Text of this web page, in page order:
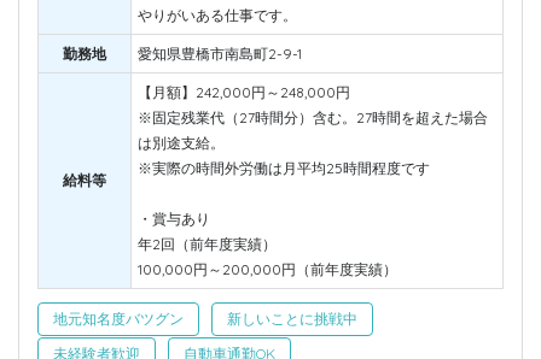
やりがいある仕事です。
勤務地 愛知県豊橋市南島町2-9-1
給料等
【月額】242,000円～248,000円
※固定残業代（27時間分）含む。27時間を超えた場合
は別途支給。
※実際の時間外労働は月平均25時間程度です
・賞与あり
年2回（前年度実績）
100,000円～200,000円（前年度実績）
地元知名度バツグン
新しいことに挑戦中
未経験者歓迎
自動車通勤OK